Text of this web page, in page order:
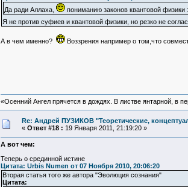
Да ради Аллаха,
пониманию законов квантовой физики
Я не против суфиев и квантовой физики, но резко не
А в чем именно? Воззрения например о том,что
«Осенний Ангел прячется в дождях. В листве янтарной, в
Re: Андрей ПУЗИКОВ "Теоретические,
« Ответ #18 : 19 Января 2011, 21:19:20 »
А вот чeм:
Теперь о срединной истине
Цитата: Urbis Numen от 07 Ноября 2010, 20:06:20
Вторая статья того же автора "Эволюция сознания"
Цитата: